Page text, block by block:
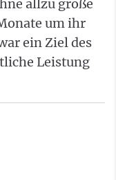
allzu große
um ihr
ein Ziel des
Leistung